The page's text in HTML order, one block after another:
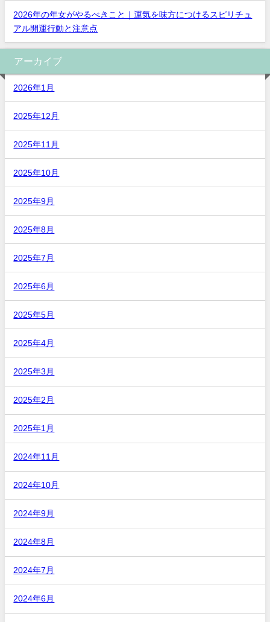
2026年の年女がやるべきこと｜運気を味方につけるスピリチュ
アル開運行動と注意点
アーカイブ
2026年1月
2025年12月
2025年11月
2025年10月
2025年9月
2025年8月
2025年7月
2025年6月
2025年5月
2025年4月
2025年3月
2025年2月
2025年1月
2024年11月
2024年10月
2024年9月
2024年8月
2024年7月
2024年6月